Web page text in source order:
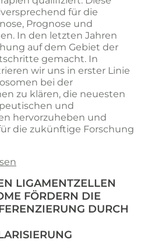
für die
Prognose und
In den letzten Jahren
auf dem Gebiet der
gemacht. In
wir uns in erster Linie
bei der
zu klären, die neuesten
und
hervorzuheben und
die zukünftige Forschung
LIGAMENTZELLEN
FÖRDERN DIE
DURCH